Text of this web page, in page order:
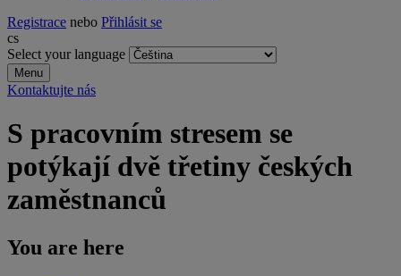
Registrace nebo Přihlásit se
cs
Select your language
Menu
Kontaktujte nás
S pracovním stresem se
potýkají dvě třetiny českých
zaměstnanců
You are here